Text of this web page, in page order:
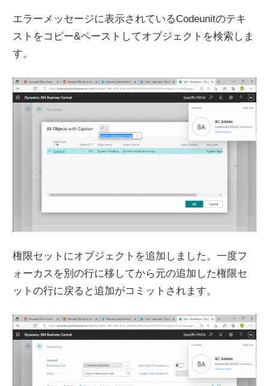
エラーメッセージに表示されているCodeunitのテキ
ストをコピー&ペーストしてオブジェクトを検索しま
す。
権限セットにオブジェクトを追加しました。一度フ
ォーカスを別の行に移してから元の追加した権限セ
ットの行に戻ると追加がコミットされます。